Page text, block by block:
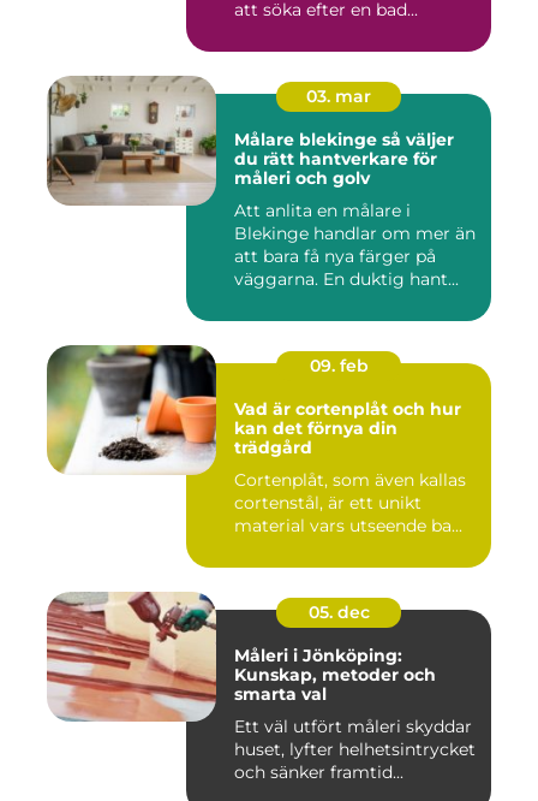
att söka efter en bad...
03. mar
Målare blekinge så väljer
du rätt hantverkare för
måleri och golv
Att anlita en målare i
Blekinge handlar om mer än
att bara få nya färger på
väggarna. En duktig hant...
09. feb
Vad är cortenplåt och hur
kan det förnya din
trädgård
Cortenplåt, som även kallas
cortenstål, är ett unikt
material vars utseende ba...
05. dec
Måleri i Jönköping:
Kunskap, metoder och
smarta val
Ett väl utfört måleri skyddar
huset, lyfter helhetsintrycket
och sänker framtid...